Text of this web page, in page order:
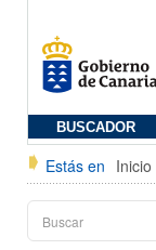
BUSCADOR
Estás en Inicio